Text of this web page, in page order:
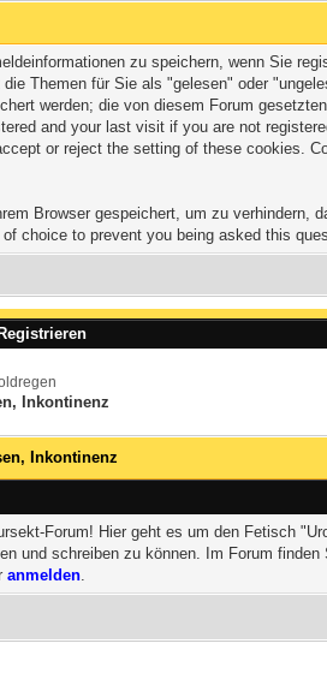
zu speichern, wenn Sie
Themen für Sie als "gelesen" oder
werden; die von diesem Forum
and your last visit if you are not
or reject the setting of these cookies.
Browser gespeichert, um zu
choice to prevent you being asked this
Registrieren
Inkontinenz
Inkontinenz
Forum! Hier geht es um den Fetisch
und schreiben zu können. Im Forum
anmelden.